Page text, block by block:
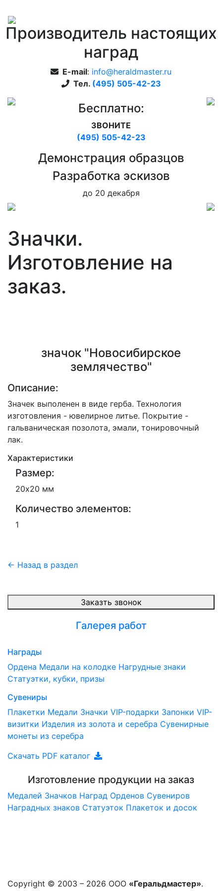
Производитель настоящих
наград
E-mail: info@heraldmaster.ru
Тел. (495) 505-42-23
Бесплатно:
ЗВОНИТЕ
(495) 505-42-23
Дeмонстрация образцов
Pазработка эскизов
до 20 декабря
Значки.
Изготовление на
заказ.
значок "Новосибирское
землячество"
Описание:
Значек выполенен в виде герба. Технология
изготовления - ювелирное литье. Покрытие -
гальваническая позолота, эмали, тонировочный
лак.
Характеристики
Размер:
20х20 мм
Количество элементов:
1
← Назад в раздел
Заказть звонок
Галерея работ
Награды
Ордена Медали на колодке Нагрудные знаки
Статуэтки, кубки, призы
Сувениры
Плакетки Медали Значки VIP-подарки Запонки VIP-
визитки Изделия из золота и серебра Сувенирные
монеты из серебра
Скачать PDF каталог
Изготовление продукции на заказ
Медалей Значков Наград Орденов Сувениров
Наградныx знаков Статуэток Плакеток и досок
Copyright © 2003 – 2026 ООО «Геральдмастер».